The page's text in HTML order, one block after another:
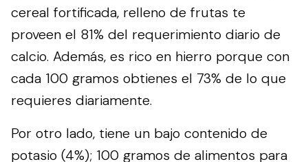
cereal fortificada, relleno de frutas te
proveen el 81% del requerimiento diario de
calcio. Además, es rico en hierro porque con
cada 100 gramos obtienes el 73% de lo que
requieres diariamente.
Por otro lado, tiene un bajo contenido de
potasio (4%); 100 gramos de alimentos para